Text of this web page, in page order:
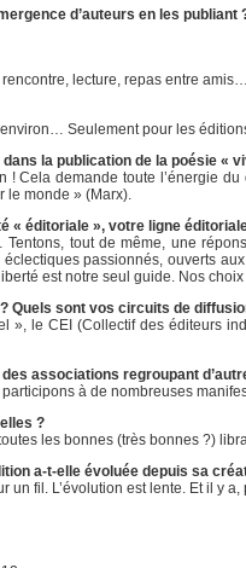
d’auteurs en les publiant
lecture, repas entre amis…
Seulement pour les
la publication de la poésie «
! Cela demande toute l’énergie
le monde » (Marx).
éditoriale », votre ligne
tout de même, une
passionnés, ouverts
est notre seul guide. Nos
sont vos circuits de
», le CEI (Collectif des éditeurs
associations regroupant
à de nombreuses
?
les bonnes (très bonnes ?)
a-t-elle évoluée depuis sa
fil. L’évolution est lente. Et il y